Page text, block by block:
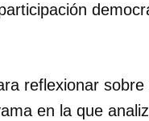
reflexionar sobre
en la que